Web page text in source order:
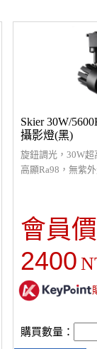
Skier 30W/
攝影燈(黑)
旋鈕調光，30W超
高顯Ra98，無紫
會員
2400
購買數量：